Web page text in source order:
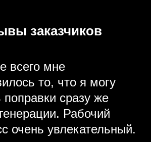
заказчиков
всего мне
то, что я могу
поправки сразу же
Рабочий
очень увлекательный.